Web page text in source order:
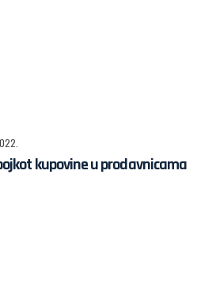
kupovine u prodavnicama